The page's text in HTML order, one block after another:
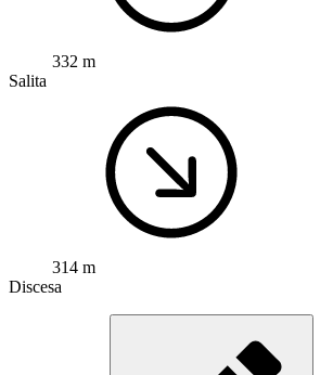
332 m
Salita
314 m
Discesa